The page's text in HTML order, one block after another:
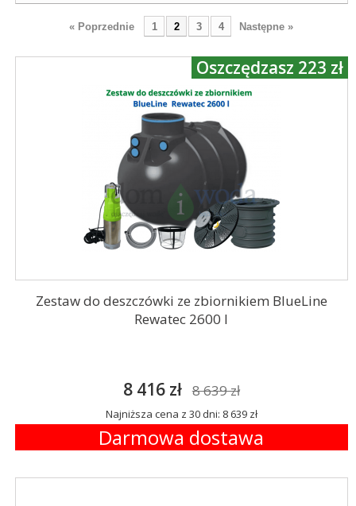
« Poprzednie 1 2 3 4 Następne »
Zestaw do deszczówki ze zbiornikiem BlueLine
Rewatec 2600 l
8 416 zł 8 639 zł
Najniższa cena z 30 dni: 8 639 zł
Darmowa dostawa
Oszczędzasz 223 zł